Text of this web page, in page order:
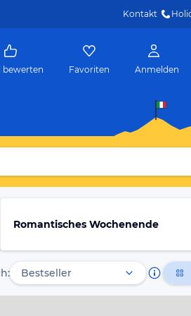
Kontakt
bewerten Favoriten Anmelden
Romantisches Wochenende